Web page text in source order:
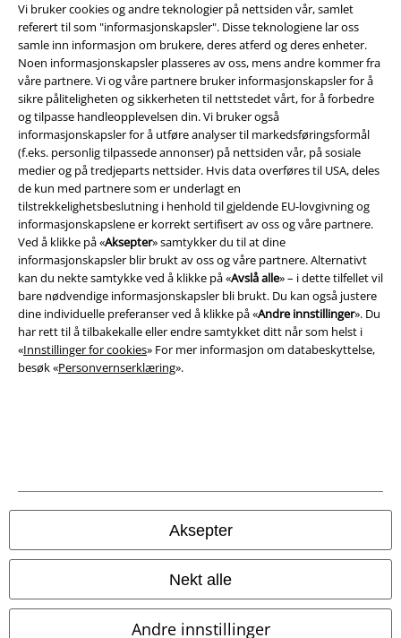
Vi bruker cookies og andre teknologier på nettsiden vår, samlet
referert til som "informasjonskapsler". Disse teknologiene lar oss
samle inn informasjon om brukere, deres atferd og deres enheter.
Noen informasjonskapsler plasseres av oss, mens andre kommer fra
våre partnere. Vi og våre partnere bruker informasjonskapsler for å
sikre påliteligheten og sikkerheten til nettstedet vårt, for å forbedre
og tilpasse handleopplevelsen din. Vi bruker også
informasjonskapsler for å utføre analyser til markedsføringsformål
(f.eks. personlig tilpassede annonser) på nettsiden vår, på sosiale
medier og på tredjeparts nettsider. Hvis data overføres til USA, deles
de kun med partnere som er underlagt en
tilstrekkelighetsbeslutning i henhold til gjeldende EU-lovgivning og
informasjonskapslene er korrekt sertifisert av oss og våre partnere.
Ved å klikke på «Aksepter» samtykker du til at dine
informasjonskapsler blir brukt av oss og våre partnere. Alternativt
kan du nekte samtykke ved å klikke på «Avslå alle» – i dette tilfellet vil
bare nødvendige informasjonskapsler bli brukt. Du kan også justere
dine individuelle preferanser ved å klikke på «Andre innstillinger». Du
har rett til å tilbakekalle eller endre samtykket ditt når som helst i
«Innstillinger for cookies» For mer informasjon om databeskyttelse,
besøk «Personvernserklæring».
Aksepter
Nekt alle
Andre innstillinger
Frakt
EMP App
Her kan du laste ned EMPs nye app helt gratis og ta del i alle de nye
funksjonene og fordelene!
A Warner Music Group Company
Juridisk informasjon/Vilkår